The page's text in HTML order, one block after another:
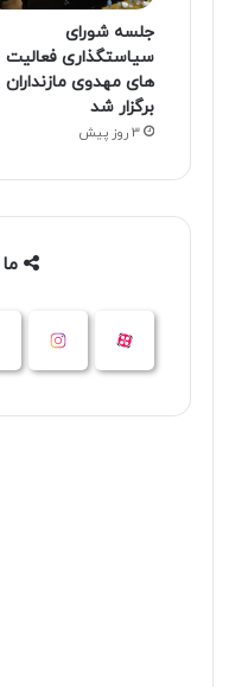
جلسه شورای
سیاستگذاری فعالیت
های مهدوی مازنداران
برگزار شد
3 روز پیش
آپارات